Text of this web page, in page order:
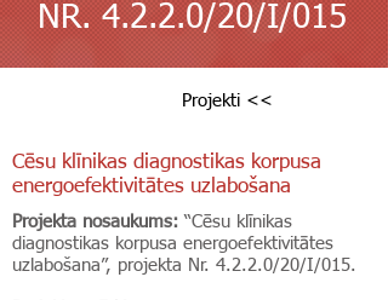
NR. 4.2.2.0/20/I/015
Projekti <<
Cēsu klīnikas diagnostikas korpusa
energoefektivitātes uzlabošana
Projekta nosaukums: “Cēsu klīnikas
diagnostikas korpusa energoefektivitātes
uzlabošana”, projekta Nr. 4.2.2.0/20/I/015.